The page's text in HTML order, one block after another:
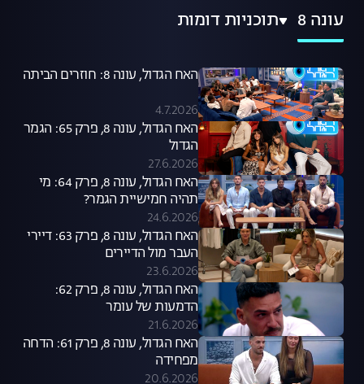
עונה 8 תוכניות דומות
האח הגדול, עונה 8: חוזרים הביתה
4.7.2026
האח הגדול, עונה 8, פרק 65: הגמר
הגדול
27.6.2026
האח הגדול, עונה 8, פרק 64: מי
תהיה חמישיית הגמר?
24.6.2026
האח הגדול, עונה 8, פרק 63: דיירי
העבר מול הדיירים
23.6.2026
האח הגדול, עונה 8, פרק 62:
הדמעות של עומר
21.6.2026
האח הגדול, עונה 8, פרק 61: הדחה
מפחידה
20.6.2026